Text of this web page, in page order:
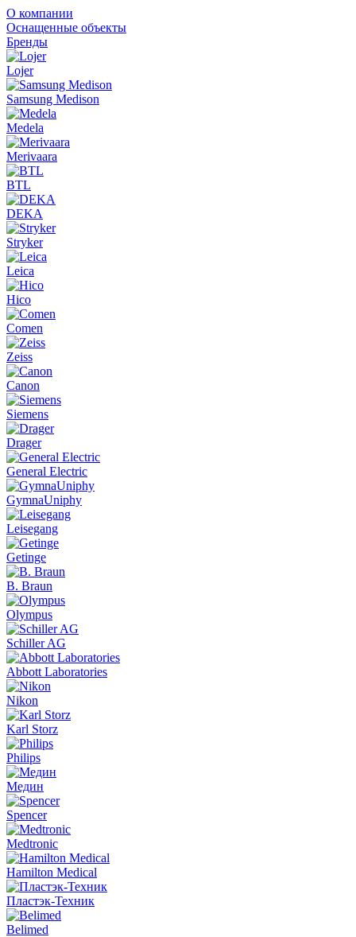
О компании
Оснащенные объекты
Бренды
Lojer
Samsung Medison
Medela
Merivaara
BTL
DEKA
Stryker
Leica
Hico
Comen
Zeiss
Canon
Siemens
Drager
General Electric
GymnaUniphy
Leisegang
Getinge
B. Braun
Olympus
Schiller AG
Abbott Laboratories
Nikon
Karl Storz
Philips
Медин
Spencer
Medtronic
Hamilton Medical
Пластэк-Техник
Belimed